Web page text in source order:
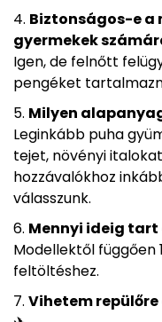
Biztonságos-e a
gyermekek
Igen, de felnőtt
pengéket
Milyen
Leginkább puha
tejet, növényi
hozzávalókhoz
válasszunk.
Mennyi ideig tart
Modellektől függően
feltöltéshez.
Vihetem